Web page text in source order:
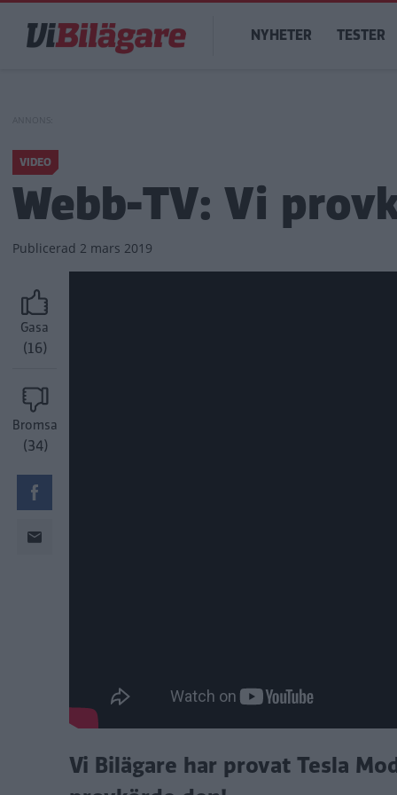
huvudinnehåll
Main
navigation
NYHETER TESTER
VIDEO
Webb-TV: Vi
Publicerad 2 mars 2019
Gasa
(16)
Bromsa
(34)
Vi Bilägare har provat Tesla